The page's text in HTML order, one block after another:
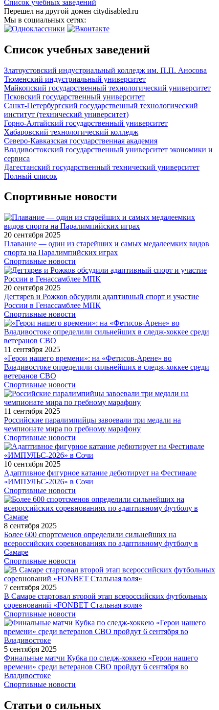
Список учебных заведений
Перешел на другой домен citydisabled.ru
Мы в социальных сетях:
Список учебных заведений
Златоустовский индустриальный колледж им. П.П. Аносова
Тюменский индустриальный университет
Майкопский государственный технологический университет
Псковский государственный университет
Санкт-Петербургский государственный технологический
институт (технический университет)
Горно-Алтайский государственный университет
Хабаровский технологический колледж
Северо-Кавказская государственная академия
Владивостокский государственный университет экономики и
сервиса
Дагестанский государственный технический университет
Полный список
Спортивные новости
20 сентября 2025
Плавание — один из старейших и самых медалеемких видов
спорта на Паралимпийских играх
Спортивные новости
20 сентября 2025
Дегтярев и Рожков обсудили адаптивный спорт и участие
России в Генассамблее МПК
Спортивные новости
11 сентября 2025
«Герои нашего времени»: на «Фетисов-Арене» во
Владивостоке определили сильнейших в следж-хоккее среди
ветеранов СВО
Спортивные новости
11 сентября 2025
Российские паралимпийцы завоевали три медали на
чемпионате мира по гребному марафону
Спортивные новости
10 сентября 2025
Адаптивное фигурное катание дебютирует на Фестивале
«ИМПУЛЬС-2026» в Сочи
Спортивные новости
8 сентября 2025
Более 600 спортсменов определили сильнейших на
всероссийских соревнованиях по адаптивному футболу в
Самаре
Спортивные новости
7 сентября 2025
В Самаре стартовал второй этап всероссийских футбольных
соревнований «FONBET Стальная воля»
Спортивные новости
5 сентября 2025
Финальные матчи Кубка по следж-хоккею «Герои нашего
времени» среди ветеранов СВО пройдут 6 сентября во
Владивостоке
Спортивные новости
Статьи о сильных